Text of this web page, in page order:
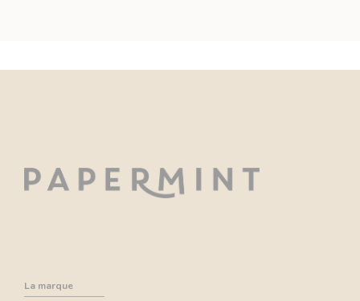
La marque